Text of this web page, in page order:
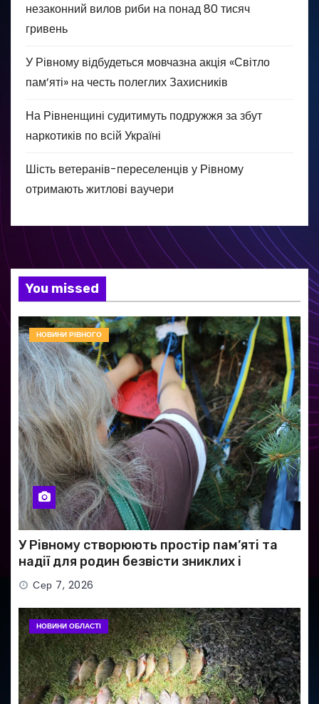
незаконний вилов риби на понад 80 тисяч
гривень
У Рівному відбудеться мовчазна акція «Світло
пам’яті» на честь полеглих Захисників
На Рівненщині судитимуть подружжя за збут
наркотиків по всій Україні
Шість ветеранів-переселенців у Рівному
отримають житлові ваучери
You missed
НОВИНИ РІВНОГО
У Рівному створюють простір пам’яті та
надії для родин безвісти зниклих і
полонених військових
Сер 7, 2026
НОВИНИ ОБЛАСТІ